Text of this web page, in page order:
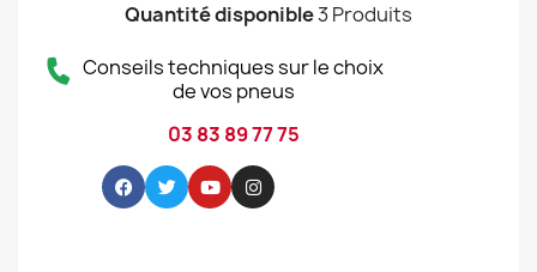
Quantité disponible3 Produits
Conseils techniques sur le choix
de vos pneus
03 83 89 77 75